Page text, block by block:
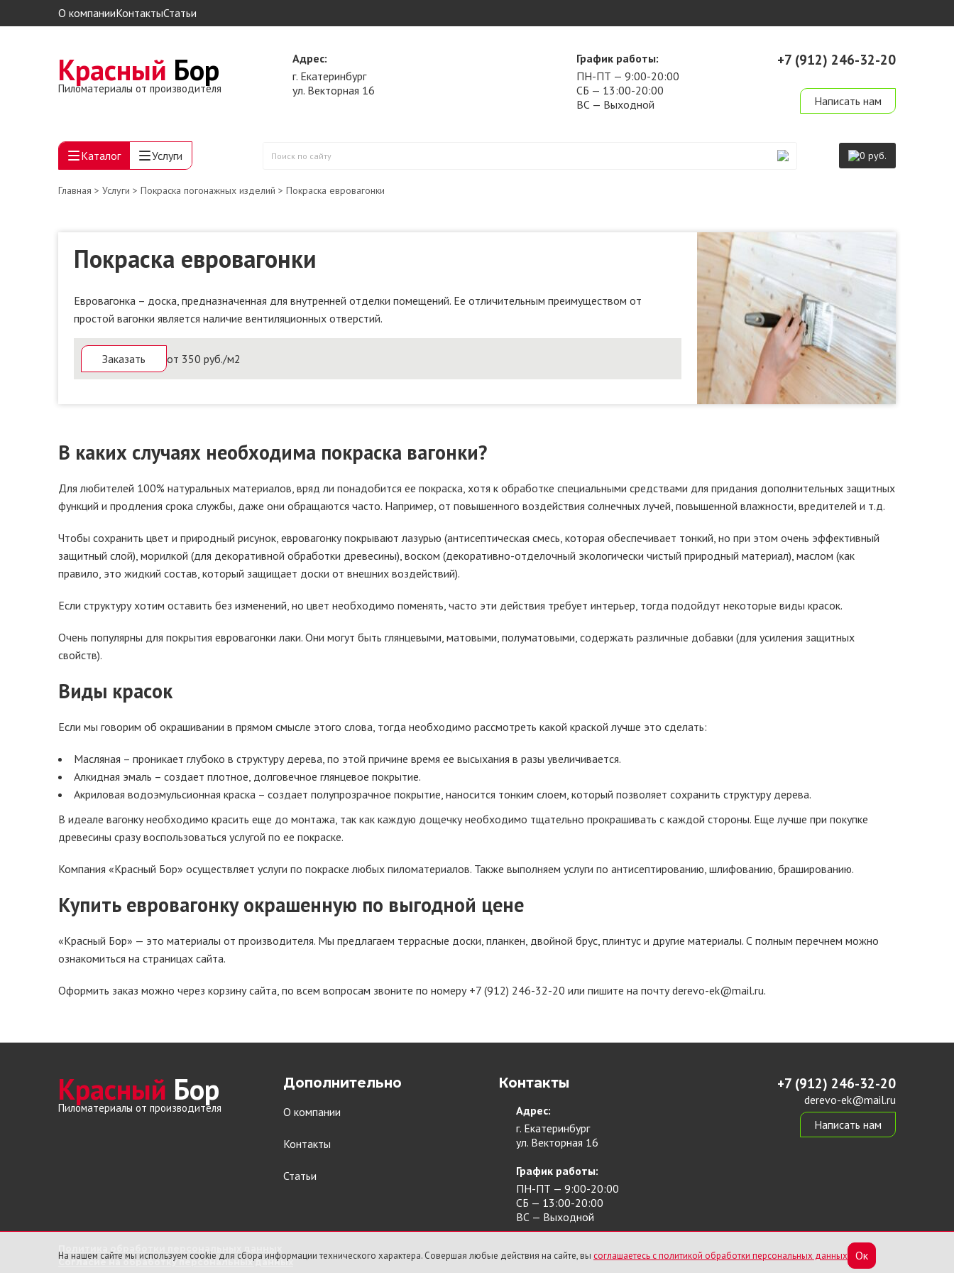
О компанииКонтактыСтатьи
Красный Бор
Пиломатериалы от производителя
Адрес:
г. Екатеринбург
ул. Векторная 16
График работы:
ПН-ПТ — 9:00-20:00
СБ — 13:00-20:00
ВС — Выходной
+7 (912) 246-32-20
Написать нам
Каталог Услуги
Поиск
сайту
0 руб.
Главная > Услуги > Покраска погонажных изделий > Покраска евровагонки
Покраска евровагонки
Евровагонка – доска, предназначенная для внутренней отделки помещений. Ее отличительным преимуществом от
простой вагонки является наличие вентиляционных отверстий.
Заказать от 350 руб./м2
В каких случаях необходима покраска вагонки?
Для любителей 100% натуральных материалов, вряд ли понадобится ее покраска, хотя к обработке специальными средствами для придания дополнительных защитных
функций и продления срока службы, даже они обращаются часто. Например, от повышенного воздействия солнечных лучей, повышенной влажности, вредителей и т.д.
Чтобы сохранить цвет и природный рисунок, евровагонку покрывают лазурью (антисептическая смесь, которая обеспечивает тонкий, но при этом очень эффективный
защитный слой), морилкой (для декоративной обработки древесины), воском (декоративно-отделочный экологически чистый природный материал), маслом (как
правило, это жидкий состав, который защищает доски от внешних воздействий).
Если структуру хотим оставить без изменений, но цвет необходимо поменять, часто эти действия требует интерьер, тогда подойдут некоторые виды красок.
Очень популярны для покрытия евровагонки лаки. Они могут быть глянцевыми, матовыми, полуматовыми, содержать различные добавки (для усиления защитных
свойств).
Виды красок
Если мы говорим об окрашивании в прямом смысле этого слова, тогда необходимо рассмотреть какой краской лучше это сделать:
Масляная – проникает глубоко в структуру дерева, по этой причине время ее высыхания в разы увеличивается.
Алкидная эмаль – создает плотное, долговечное глянцевое покрытие.
Акриловая водоэмульсионная краска – создает полупрозрачное покрытие, наносится тонким слоем, который позволяет сохранить структуру дерева.
В идеале вагонку необходимо красить еще до монтажа, так как каждую дощечку необходимо тщательно прокрашивать с каждой стороны. Еще лучше при покупке
древесины сразу воспользоваться услугой по ее покраске.
Компания «Красный Бор» осуществляет услуги по покраске любых пиломатериалов. Также выполняем услуги по антисептированию, шлифованию, брашированию.
Купить евровагонку окрашенную по выгодной цене
«Красный Бор» — это материалы от производителя. Мы предлагаем террасные доски, планкен, двойной брус, плинтус и другие материалы. С полным перечнем можно
ознакомиться на страницах сайта.
Оформить заказ можно через корзину сайта, по всем вопросам звоните по номеру +7 (912) 246-32-20 или пишите на почту derevo-ek@mail.ru.
Красный Бор
Пиломатериалы от производителя
Дополнительно
О компании
Контакты
Статьи
Контакты
Адрес:
г. Екатеринбург
ул. Векторная 16
График работы:
ПН-ПТ — 9:00-20:00
СБ — 13:00-20:00
ВС — Выходной
+7 (912) 246-32-20
derevo-ek@mail.ru
Написать нам
Согласие на обработку персональных данных
На нашем сайте мы используем cookie для сбора информации технического характера. Совершая любые действия на сайте, вы соглашаетесь с политикой обработки персональных данных Ок